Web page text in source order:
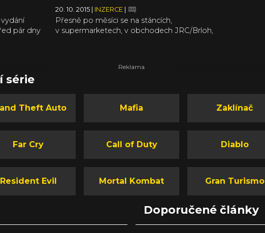
pár dny
rasy.
20. 10. 2015 INZERCE
Přesně po měsíci se na stáncích,
v supermarketech, v obchodech JRC/Brloh,
návratu populární série strategických RPG her
série
Theft Auto Mafia Zaklínač
Far Cry Call of Duty Diablo
Resident Evil Mortal Kombat Gran Turismo
Doporučené články